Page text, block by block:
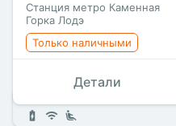
Станция метро Каменная
Горка Лодэ
Только наличными
Детали